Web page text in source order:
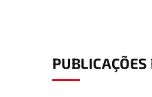
PUBLICAÇÕES